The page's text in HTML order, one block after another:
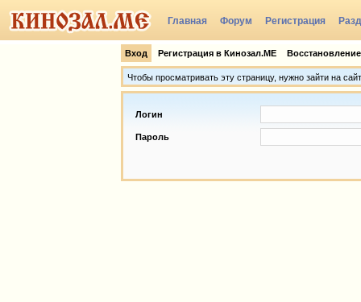
Главная Форум Регистрация
Вход Регистрация в Кинозал.МЕ
Чтобы просматривать эту страницу, нужно зайти на сайт
Логин
Пароль